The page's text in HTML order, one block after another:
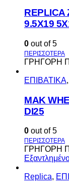
REPLICA
9.5X19
0 out of 5
ΓΡΗΓΟΡΗ
ΕΠΙΒΑΤΙΚΑ,
MAK
DI25
0 out of 5
ΓΡΗΓΟΡΗ
Replica,